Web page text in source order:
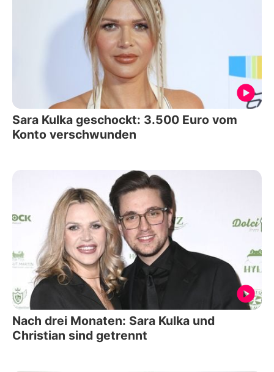
Sara Kulka geschockt: 3.500 Euro vom
Konto verschwunden
Nach drei Monaten: Sara Kulka und
Christian sind getrennt